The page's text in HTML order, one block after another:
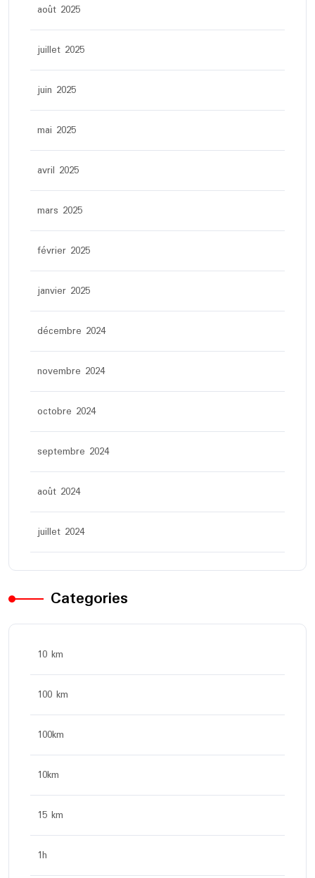
août 2025
juillet 2025
juin 2025
mai 2025
avril 2025
mars 2025
février 2025
janvier 2025
décembre 2024
novembre 2024
octobre 2024
septembre 2024
août 2024
juillet 2024
Categories
10 km
100 km
100km
10km
15 km
1h